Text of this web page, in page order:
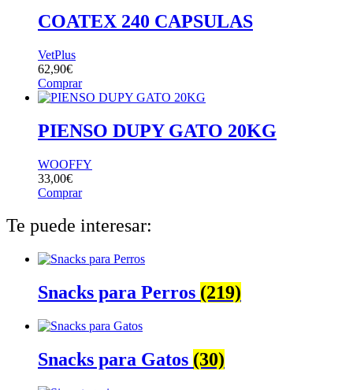
COATEX 240 CAPSULAS
VetPlus
62,90€
Comprar
PIENSO DUPY GATO 20KG
WOOFFY
33,00€
Comprar
Te puede interesar:
Snacks para Perros (219)
Snacks para Gatos (30)